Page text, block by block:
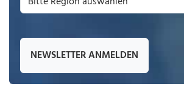
NEWSLETTER ANMELDEN